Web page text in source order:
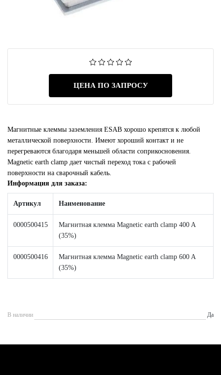
ЦЕНА ПО ЗАПРОСУ
Магнитные клеммы заземления ESAB хорошо крепятся к любой
металлической поверхности. Имеют хороший контакт и не
перегреваются благодаря меньшей области соприкосновения.
Magnetic earth clamp дает чистый переход тока с рабочей
поверхности на сварочный кабель.
Информация для заказа:
Артикул Наименование
0000500415
Магнитная клемма Magnetic earth clamp 400 A
(35%)
0000500416
Магнитная клемма Magnetic earth clamp 600 A
(35%)
В наличии Да